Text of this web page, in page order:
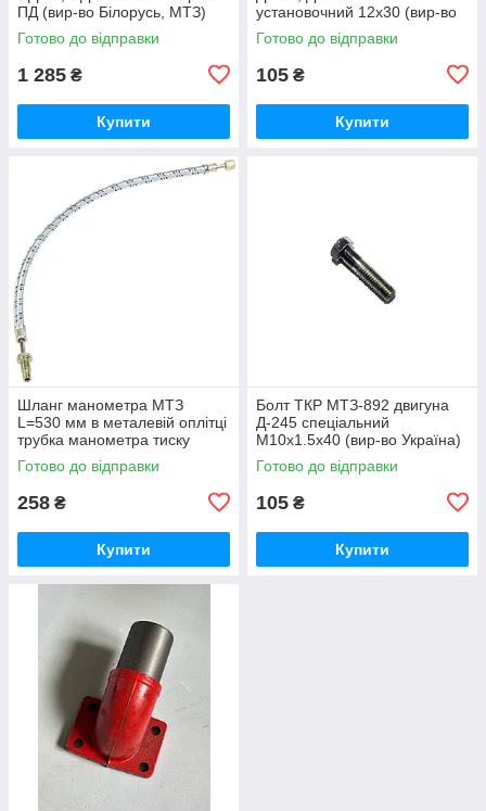
ПД (вир-во Білорусь, МТЗ)
50-1024092-2А /
5010240922А
Готово до відправки
1 285 ₴
Купити
установочний 12х30 (вир-во
Україна) 50-1002034 / 50-
1002034-А
Готово до відправки
105 ₴
Купити
Шланг манометра МТЗ
L=530 мм в металевій оплітці
трубка манометра тиску
масла (вир-во Україна) 70-
3801180
Готово до відправки
258 ₴
Купити
Болт ТКР МТЗ-892 двигуна
Д-245 спеціальний
М10х1.5х40 (вир-во Україна)
245-1008031 / 245-1008031-А
Готово до відправки
105 ₴
Купити